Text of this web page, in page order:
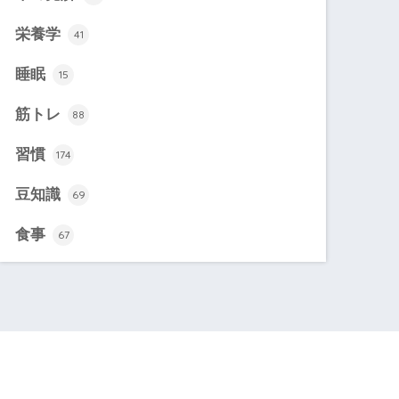
栄養学 41
睡眠 15
筋トレ 88
習慣 174
豆知識 69
食事 67